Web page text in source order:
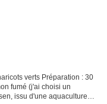
verts Préparation : 30
fumé (j'ai choisi un
issu d'une aquaculture